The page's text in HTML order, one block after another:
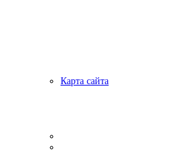
Карта сайта